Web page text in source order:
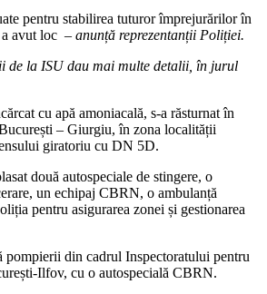
pentru stabilirea tuturor împrejurărilor în
avut loc – anunță reprezentanții Poliției.
de la ISU dau mai multe detalii, în jurul
cu apă amoniacală, s-a răsturnat în
– Giurgiu, în zona localității
giratoriu cu DN 5D.
două autospeciale de stingere, o
un echipaj CBRN, o ambulanță
pentru asigurarea zonei și gestionarea
pompierii din cadrul Inspectoratului pentru
Ilfov, cu o autospecială CBRN.